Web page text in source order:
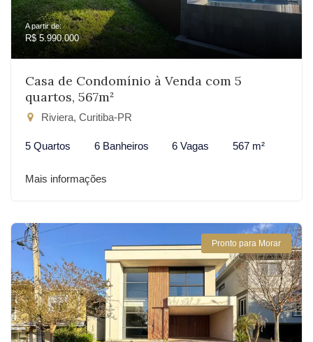
A partir de:
R$ 5.990.000
Casa de Condomínio à Venda com 5
quartos, 567m²
Riviera, Curitiba-PR
5 Quartos 6 Banheiros 6 Vagas 567 m²
Mais informações
Pronto para Morar